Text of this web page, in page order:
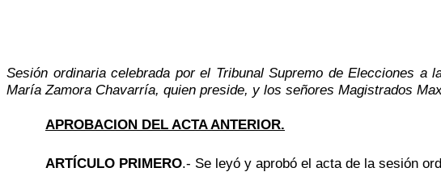
Sesión ordinaria celebrada por el Tribunal Supremo de Elecciones
María Zamora Chavarría, quien preside, y los señores Magistrados
APROBACION DEL ACTA ANTERIOR.
ARTÍCULO PRIMERO.- Se leyó y aprobó el acta de la sesión